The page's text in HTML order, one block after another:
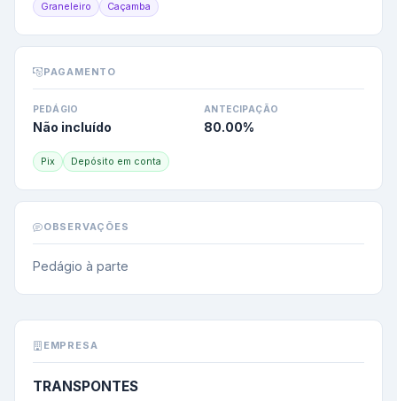
Graneleiro Caçamba
PAGAMENTO
PEDÁGIO
Não incluído
ANTECIPAÇÃO
80.00%
Pix Depósito em conta
OBSERVAÇÕES
Pedágio à parte
EMPRESA
TRANSPONTES